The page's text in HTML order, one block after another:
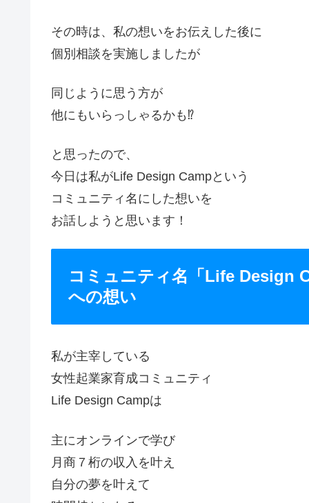
その時は、私の想いをお伝えした後に
個別相談を実施しましたが
同じように思う方が
他にもいらっしゃるかも⁉
と思ったので、
今日は私がLife Design Campという
コミュニティ名にした想いを
お話しようと思います！
コミュニティ名「Life Design
への想い
私が主宰している
女性起業家育成コミュニティ
Life Design Campは
主にオンラインで学び
月商７桁の収入を叶え
自分の夢を叶えて